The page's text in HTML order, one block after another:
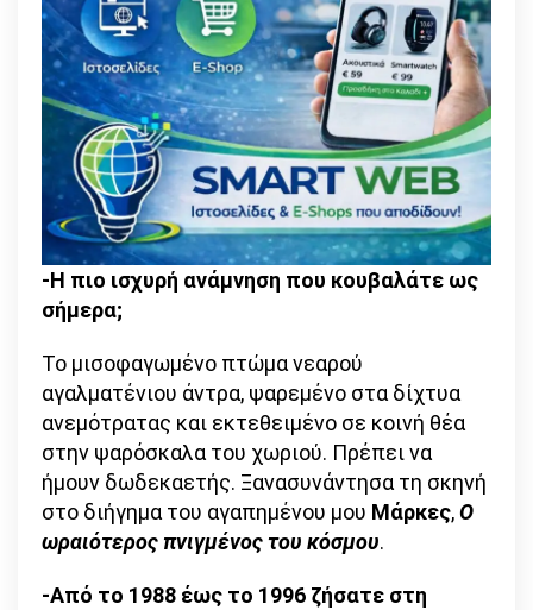
-Η πιο ισχυρή ανάμνηση που κουβαλάτε ως
σήμερα;
Το μισοφαγωμένο πτώμα νεαρού
αγαλματένιου άντρα, ψαρεμένο στα δίχτυα
ανεμότρατας και εκτεθειμένο σε κοινή θέα
στην ψαρόσκαλα του χωριού. Πρέπει να
ήμουν δωδεκαετής. Ξανασυνάντησα τη σκηνή
στο διήγημα του αγαπημένου μου Μάρκες,Ο
ωραιότερος πνιγμένος του κόσμου.
-Από το 1988 έως το 1996 ζήσατε στη